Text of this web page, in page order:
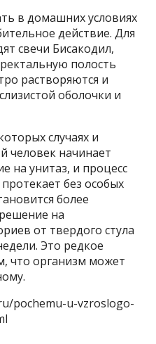
в домашних условиях
действие. Для
свечи Бисакодил,
полость
растворяются и
оболочки и
случаях и
человек начинает
на унитаз, и процесс
без особых
более
на
от твердого стула
Это редкое
что организм может
pochemu-u-vzroslogo-